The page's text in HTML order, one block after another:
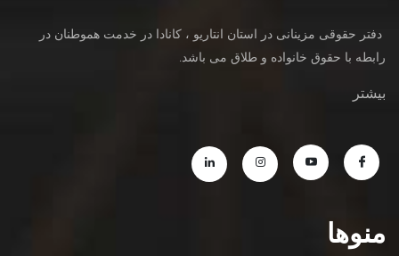
دفتر حقوقی مزینانی در استان انتاریو ، کانادا در خدمت هموطنان در
رابطه با حقوق خانواده و طلاق می باشد.
بیشتر
منوها